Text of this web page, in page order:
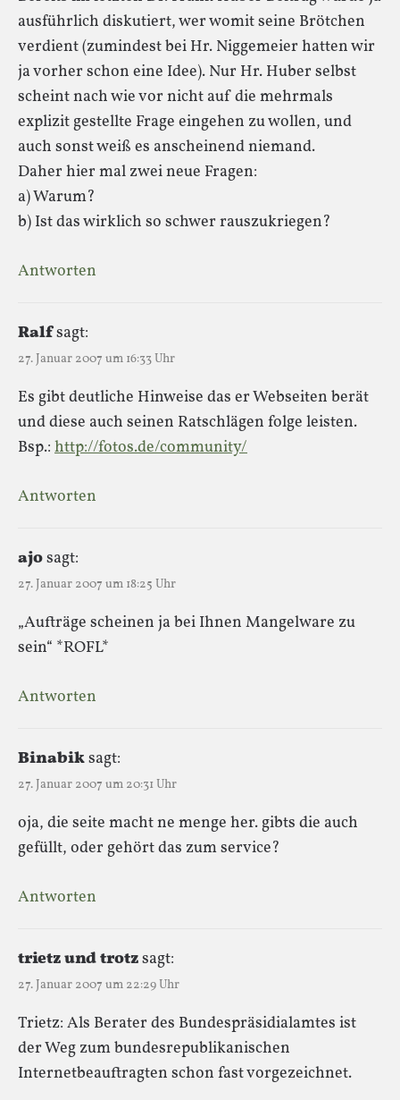
ausführlich diskutiert, wer womit seine Brötchen
verdient (zumindest bei Hr. Niggemeier hatten wir
ja vorher schon eine Idee). Nur Hr. Huber selbst
scheint nach wie vor nicht auf die mehrmals
explizit gestellte Frage eingehen zu wollen, und
auch sonst weiß es anscheinend niemand.
Daher hier mal zwei neue Fragen:
a) Warum?
b) Ist das wirklich so schwer rauszukriegen?
Antworten
Ralfsagt:
27. Januar 2007 um 16:33 Uhr
Es gibt deutliche Hinweise das er Webseiten berät
und diese auch seinen Ratschlägen folge leisten.
Bsp.: http://fotos.de/community/
Antworten
ajosagt:
27. Januar 2007 um 18:25 Uhr
„Aufträge scheinen ja bei Ihnen Mangelware zu
sein“ *ROFL*
Antworten
Binabiksagt:
27. Januar 2007 um 20:31 Uhr
oja, die seite macht ne menge her. gibts die auch
gefüllt, oder gehört das zum service?
Antworten
trietz und trotzsagt:
27. Januar 2007 um 22:29 Uhr
Trietz: Als Berater des Bundespräsidialamtes ist
der Weg zum bundesrepublikanischen
Internetbeauftragten schon fast vorgezeichnet.